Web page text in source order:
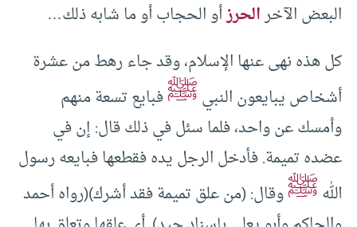
البعض الآخرالحرزأو الحجاب أو ما شابه ذلك…
كل هذه نهى عنها الإسلام، وقد جاء رهط من عشرة
أشخاص يبايعون النبيﷺفبايع تسعة منهم
وأمسك عن واحد، فلما سئل في ذلك قال: إن في
عضده تميمة. فأدخل الرجل يده فقطعها فبايعه رسول
اللهﷺوقال: (من علق تميمة فقد أشرك)(رواه أحمد